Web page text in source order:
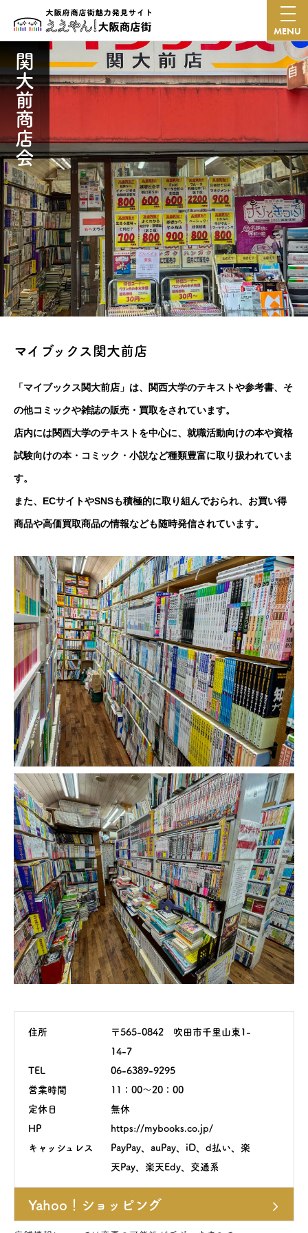
MENU
関大前商店会
マイブックス関大前店
「マイブックス関大前店」は、関西大学のテキストや参考書、そ
の他コミックや雑誌の販売・買取をされています。
店内には関西大学のテキストを中心に、就職活動向けの本や資格
試験向けの本・コミック・小説など種類豊富に取り扱われていま
す。
また、ECサイトやSNSも積極的に取り組んでおられ、お買い得
商品や高価買取商品の情報なども随時発信されています。
住所
〒565-0842 吹田市千里山東1-
14-7
TEL
06-6389-9295
営業時間
11：00～20：00
定休日
無休
HP
https://mybooks.co.jp/
キャッシュレス
PayPay、auPay、iD、d払い、楽
天Pay、楽天Edy、交通系
Yahoo！ショッピング